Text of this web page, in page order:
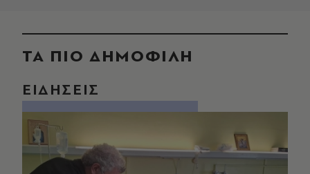
ΤΑ ΠΙΟ ΔΗΜΟΦΙΛΗ
ΕΙΔΗΣΕΙΣ